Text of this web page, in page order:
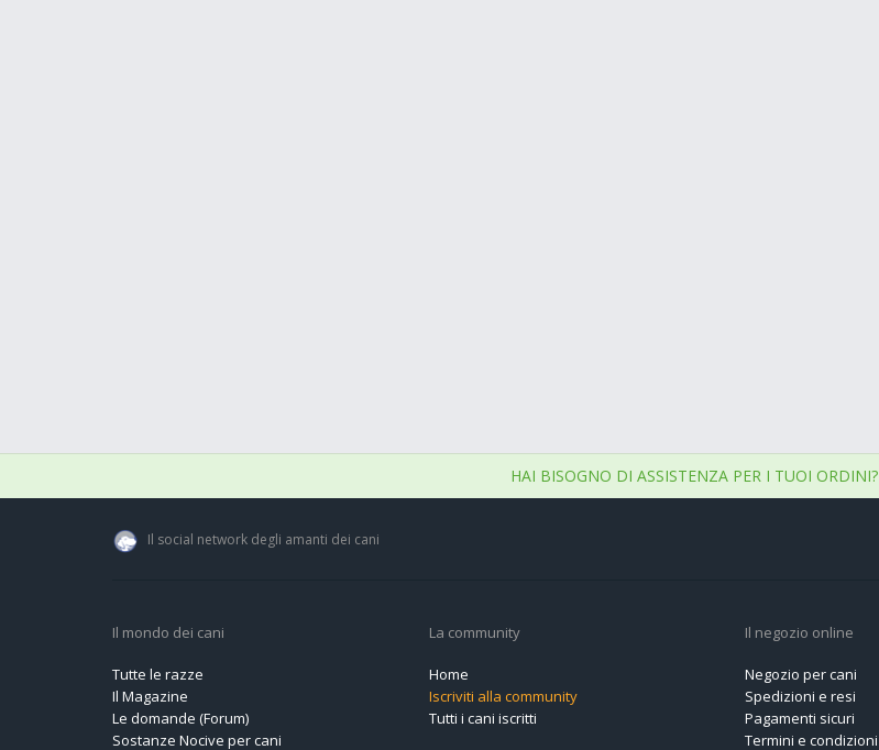
HAI BISOGNO DI ASSISTENZA PER I TUOI ORDINI?
Il social network degli amanti dei cani
Il mondo dei cani
Tutte le razze
Il Magazine
Le domande (Forum)
Sostanze Nocive per cani
La community
Home
Iscriviti alla community
Tutti i cani iscritti
Il negozio online
Negozio per cani
Spedizioni e resi
Pagamenti sicuri
Termini e condizioni